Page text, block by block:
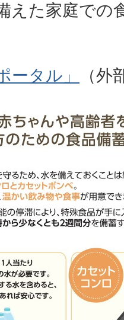
えた家庭での
ータル」
（外